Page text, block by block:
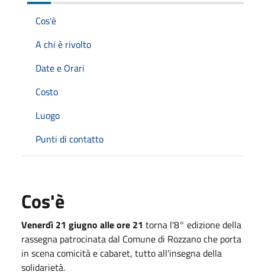
Cos'è
A chi è rivolto
Date e Orari
Costo
Luogo
Punti di contatto
Cos'è
Venerdì 21 giugno alle ore 21 torna l'8° edizione della
rassegna patrocinata dal Comune di Rozzano che porta
in scena comicità e cabaret, tutto all'insegna della
solidarietà.